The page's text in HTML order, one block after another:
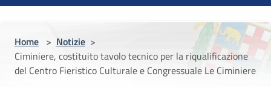
Home > Notizie >
Ciminiere, costituito tavolo tecnico per la riqualificazione
del Centro Fieristico Culturale e Congressuale Le Ciminiere